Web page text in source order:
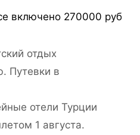
включено 270000 руб
отдых
Путевки в
отели Турции
1 августа.